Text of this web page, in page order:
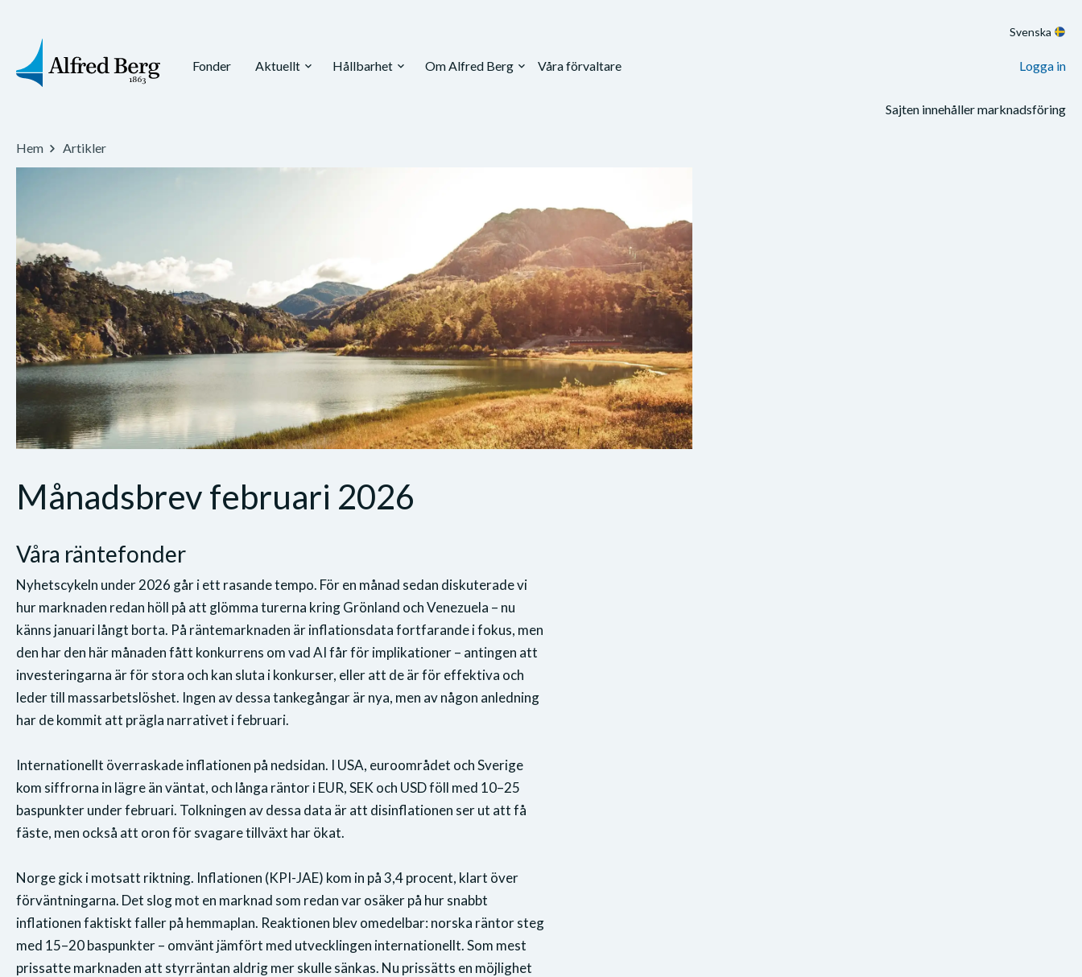
Svenska
Fonder Aktuellt expand_more Hållbarhet expand_more Om Alfred Berg expand_more Våra förvaltare Logga in
Sajten innehåller marknadsföring
Hem Artikler
Månadsbrev februari 2026
Våra räntefonder
Nyhetscykeln under 2026 går i ett rasande tempo. För en månad sedan diskuterade vi
hur marknaden redan höll på att glömma turerna kring Grönland och Venezuela – nu
känns januari långt borta. På räntemarknaden är inflationsdata fortfarande i fokus, men
den har den här månaden fått konkurrens om vad AI får för implikationer – antingen att
investeringarna är för stora och kan sluta i konkurser, eller att de är för effektiva och
leder till massarbetslöshet. Ingen av dessa tankegångar är nya, men av någon anledning
har de kommit att prägla narrativet i februari.
Internationellt överraskade inflationen på nedsidan. I USA, euroområdet och Sverige
kom siffrorna in lägre än väntat, och långa räntor i EUR, SEK och USD föll med 10–25
baspunkter under februari. Tolkningen av dessa data är att disinflationen ser ut att få
fäste, men också att oron för svagare tillväxt har ökat.
Norge gick i motsatt riktning. Inflationen (KPI-JAE) kom in på 3,4 procent, klart över
förväntningarna. Det slog mot en marknad som redan var osäker på hur snabbt
inflationen faktiskt faller på hemmaplan. Reaktionen blev omedelbar: norska räntor steg
med 15–20 baspunkter – omvänt jämfört med utvecklingen internationellt. Som mest
prissatte marknaden att styrräntan aldrig mer skulle sänkas. Nu prissätts en möjlighet